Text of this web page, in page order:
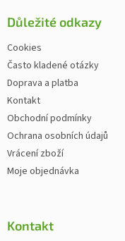
Důležité odkazy
Cookies
Často kladené otázky
Doprava a platba
Kontakt
Obchodní podmínky
Ochrana osobních údajů
Vrácení zboží
Moje objednávka
Kontakt